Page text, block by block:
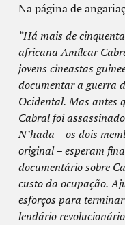
Na página de
“Há mais de
africana Amílcar
jovens cineastas
documentar a guerra
Ocidental. Mas antes
Cabral foi
N’hada – os dois
original – esperam
documentário sobre
custo da ocupação.
esforços para
lendário